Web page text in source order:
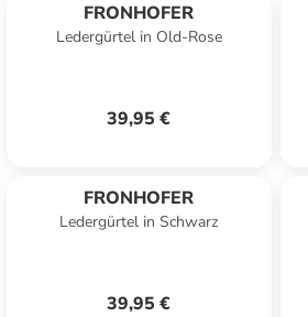
FRONHOFER
Ledergürtel in Old-Rose
39,95 €
FRONHOFER
Ledergürtel in Schwarz
39,95 €